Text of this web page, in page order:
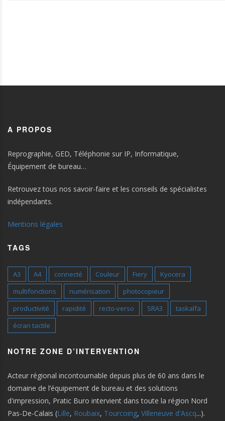
A PROPOS
Reprographie, GED, Téléphonie sur IP, Informatique,
Équipement de bureau…
Retrouvez tous nos savoir-faire et les conseils de spécialistes
indépendants.
Mentions légales
TAGS
A3 A4 connecté Couleur Fiery
Kyocera
multifonctions
numérisation
photocopieur
productivité
rapidité recto-verso SRA3
taskalfa
écran tactile
NOTRE ZONE D’INTERVENTION
Acteur régional incontournable depuis plus de 60 ans dans le
domaine de l’équipement de bureau et des solutions
d'impression, Pratic Buro intervient dans toute la région Nord
Pas-De-Calais (Lille, Roubaix, Tourcoing, Villeneuve d'Ascq...).